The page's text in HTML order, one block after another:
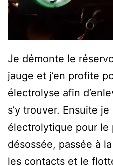
Je démonte le
jauge et j’en profite
électrolyse afin
s’y trouver. Ensuite
électrolytique pour le
désossée, passée à
les contacts et le